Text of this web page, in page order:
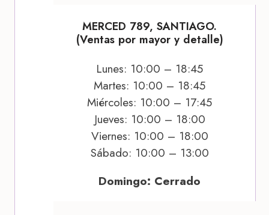
MERCED 789, SANTIAGO.
(Ventas por mayor y detalle)
Lunes: 10:00 – 18:45
Martes: 10:00 – 18:45
Miércoles: 10:00 – 17:45
Jueves: 10:00 – 18:00
Viernes: 10:00 – 18:00
Sábado: 10:00 – 13:00
Domingo: Cerrado